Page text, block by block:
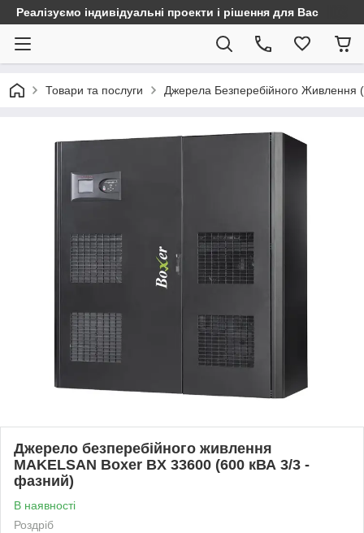
Реалізуємо індивідуальні проекти і рішення для Вас
Товари та послуги Джерела Безперебійного
Джерело безперебійного живлення
MAKELSAN Boxer BX 33600 (600 кВА 3/3 -
фазний)
В наявності
Роздріб